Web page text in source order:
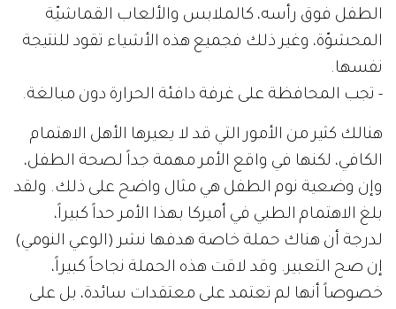
الطفل فوق رأسه، كالملابس والألعاب القماشيّة
المحشوّة، وغير ذلك فجميع هذه الأشياء تقود للنتيجة
نفسها.
- تجب المحافظة على غرفة دافئة الحرارة دون مبالغة.
هنالك كثير من الأمور التي قد لا يعيرها الأهل الاهتمام
الكافي، لكنها في واقع الأمر مهمة جداً لصحة الطفل،
وإن وضعية نوم الطفل هي مثال واضح على ذلك. ولقد
بلغ الاهتمام الطبي في أميركا بهذا الأمر حداً كبيراً،
لدرجة أن هناك حملة خاصة هدفها نشر (الوعي النومي)
إن صح التعبير. وقد لاقت هذه الحملة نجاحاً كبيراً،
خصوصاً أنها لم تعتمد على معتقدات سائدة، بل على